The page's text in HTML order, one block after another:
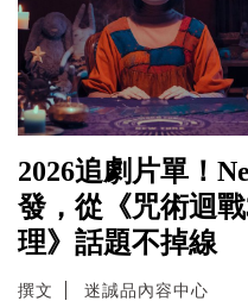
2026追劇片單！
發，從《咒術迴
理》話題不掉線
撰文 迷誠品內容中心